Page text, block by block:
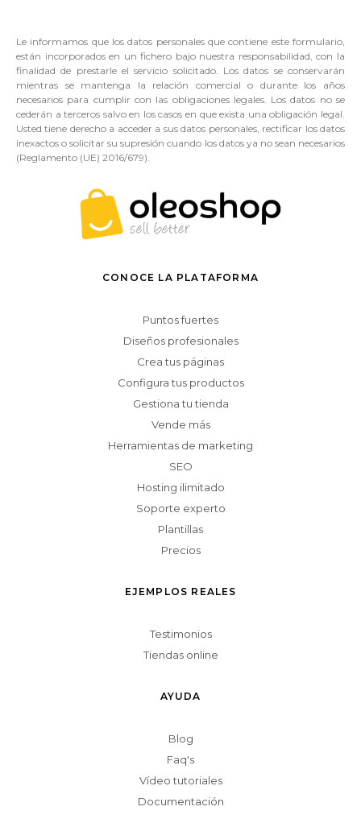
Le informamos que los datos personales que contiene este formulario,
están incorporados en un fichero bajo nuestra responsabilidad, con la
finalidad de prestarle el servicio solicitado. Los datos se conservarán
mientras se mantenga la relación comercial o durante los años
necesarios para cumplir con las obligaciones legales. Los datos no se
cederán a terceros salvo en los casos en que exista una obligación legal.
Usted tiene derecho a acceder a sus datos personales, rectificar los datos
inexactos o solicitar su supresión cuando los datos ya no sean necesarios
(Reglamento (UE) 2016/679).
CONOCE LA PLATAFORMA
Puntos fuertes
Diseños profesionales
Crea tus páginas
Configura tus productos
Gestiona tu tienda
Vende más
Herramientas de marketing
SEO
Hosting ilimitado
Soporte experto
Plantillas
Precios
EJEMPLOS REALES
Testimonios
Tiendas online
AYUDA
Blog
Faq's
Vídeo tutoriales
Documentación